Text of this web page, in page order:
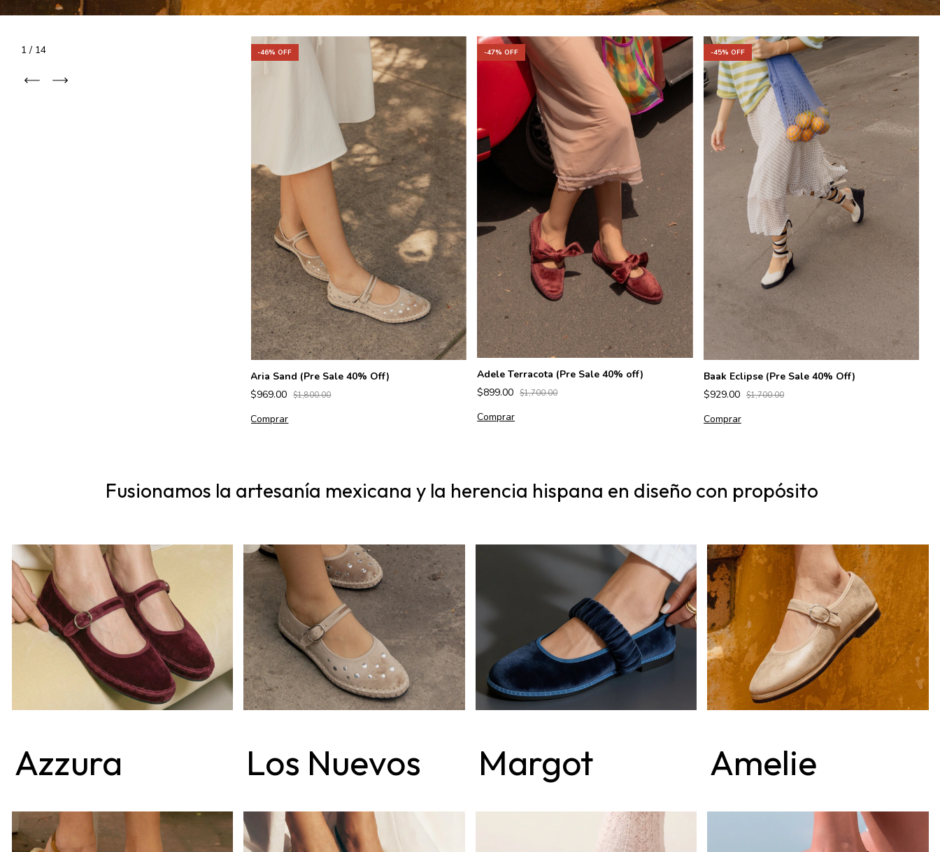
1 / 14
- 53% OFF -46% OFF
Aria Sand (Pre Sale 40% Off)
$969.00
$1,800.00
Comprar
-47% OFF
Adele Terracota (Pre Sale 40% off)
$899.00
$1,700.00
Comprar
-45% OFF
Baak Eclipse (Pre Sale 40% Off)
$929.00 $1,700.00
Comprar
Fusionamos la artesanía mexicana y la herencia hispana en diseño con propósito
Azzura Los Nuevos Margot Amelie